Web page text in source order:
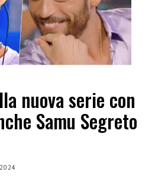
nuova serie con
Samu Segreto